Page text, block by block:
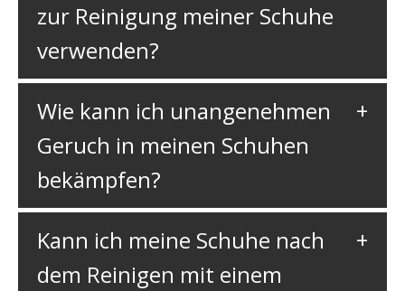
zur Reinigung meiner Schuhe
verwenden?
Wie kann ich unangenehmen
Geruch in meinen Schuhen
bekämpfen?
Kann ich meine Schuhe nach
dem Reinigen mit einem